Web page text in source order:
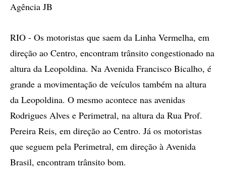
Agência JB
RIO - Os motoristas que saem da Linha Vermelha, em
direção ao Centro, encontram trânsito congestionado na
altura da Leopoldina. Na Avenida Francisco Bicalho, é
grande a movimentação de veículos também na altura
da Leopoldina. O mesmo acontece nas avenidas
Rodrigues Alves e Perimetral, na altura da Rua Prof.
Pereira Reis, em direção ao Centro. Já os motoristas
que seguem pela Perimetral, em direção à Avenida
Brasil, encontram trânsito bom.